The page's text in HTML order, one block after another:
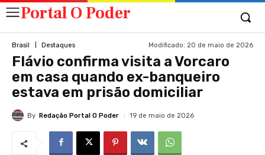
Portal O Poder
Brasil Destaques Modificado: 20 de maio de 2026
Flávio confirma visita a Vorcaro
em casa quando ex-banqueiro
estava em prisão domiciliar
By Redação Portal O Poder 19 de maio de 2026